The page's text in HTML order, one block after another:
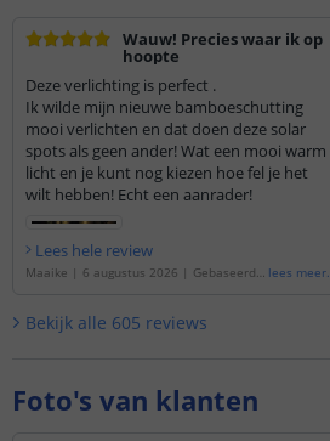
Wauw! Precies waar ik op
hoopte
Deze verlichting is perfect .
Ik wilde mijn nieuwe bamboeschutting
mooi verlichten en dat doen deze solar
spots als geen ander! Wat een mooi warm
licht en je kunt nog kiezen hoe fel je het
wilt hebben! Echt een aanrader!
Lees hele review
Maaike | 6 augustus 2026 | Gebaseerd o
ht | Voordeelset van 3 stuks'
lees meer...
Bekijk alle 605 reviews
Foto's van klanten